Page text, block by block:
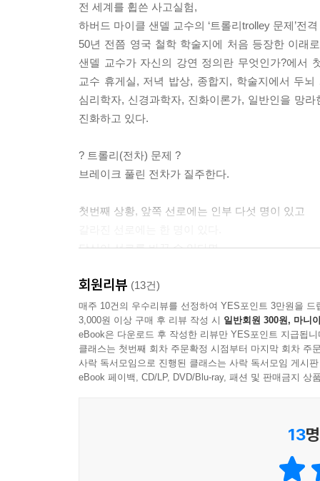
‘부수적 피해’가 생길 가능성을 충분히 예견할
않고 다섯 명을 구할 수 있었다면 그렇게 했을 거
--- p.124
저는 우리가 어떤 논리를 내세우든 대다수는 감정
로에게 어떤 이야기를 들려주느냐에 좌우될 것입
을 가져 그의 억울한 죽음에 분노하지 않을까요?
프니 존스에 대한 판단을 좌우한다는 사실은 변하
전 세계를 휩쓴 사고실험,
하버드 마이클 샌델 교수의 ‘트롤리trolley 문제’전
50년 전쯤 영국 철학 학술지에 처음 등장한 이래
샌델 교수가 자신의 강연 정의란 무엇인가?에서
교수 휴게실, 저녁 밥상, 종합지, 학술지에서 두뇌
심리학자, 신경과학자, 진화이론가, 일반인을 망
진화하고 있다.
? 트롤리(전차) 문제 ?
브레이크 풀린 전차가 질주한다.
첫번째 상황, 앞쪽 선로에는 인부 다섯 명이 있고
당신이 선로를 바꿀 수 있다면
방향을 틀어 한 명만 희생시킬 것인가?
두번째 상황, 앞쪽 선로에 인부 다섯 명이 있고, 선
이 다섯 명의 인부를 살리는 방법은
무거운 물체를 떨어뜨려
전차의 진행을 막는 것뿐.
우리의 기본권인 생존권이 최대 다수의 최대 행
회원리뷰 (13건)
매주 10건의 우수리뷰를 선정하여 YES포인트 3만원을 드
3,000원 이상 구매 후 리뷰 작성 시 일반회원 300원, 마니
eBook은 다운로드 후 작성한 리뷰만 YES포인트 지급됩니
클래스는 첫번째 회차 주문확정 시점부터 마지막 회차 주
사락 독서모임으로 진행된 클래스는 사락 독서모임 게시
eBook 페이백, CD/LP, DVD/Blu-ray, 패션 및 판매금지 상
13